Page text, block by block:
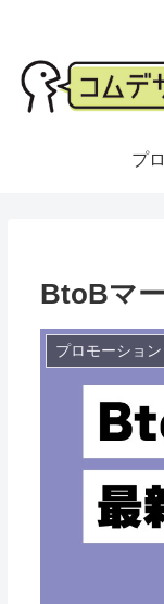
プ
BtoBマ
プロモーション